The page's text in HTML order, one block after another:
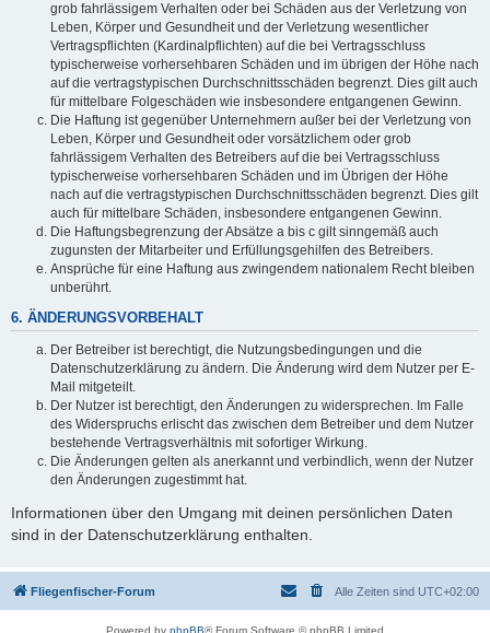
grob fahrlässigem Verhalten oder bei Schäden aus der Verletzung von
Leben, Körper und Gesundheit und der Verletzung wesentlicher
Vertragspflichten (Kardinalpflichten) auf die bei Vertragsschluss
typischerweise vorhersehbaren Schäden und im übrigen der Höhe nach
auf die vertragstypischen Durchschnittsschäden begrenzt. Dies gilt auch
für mittelbare Folgeschäden wie insbesondere entgangenen Gewinn.
Die Haftung ist gegenüber Unternehmern außer bei der Verletzung von
Leben, Körper und Gesundheit oder vorsätzlichem oder grob
fahrlässigem Verhalten des Betreibers auf die bei Vertragsschluss
typischerweise vorhersehbaren Schäden und im Übrigen der Höhe
nach auf die vertragstypischen Durchschnittsschäden begrenzt. Dies gilt
auch für mittelbare Schäden, insbesondere entgangenen Gewinn.
Die Haftungsbegrenzung der Absätze a bis c gilt sinngemäß auch
zugunsten der Mitarbeiter und Erfüllungsgehilfen des Betreibers.
Ansprüche für eine Haftung aus zwingendem nationalem Recht bleiben
unberührt.
6. ÄNDERUNGSVORBEHALT
Der Betreiber ist berechtigt, die Nutzungsbedingungen und die
Datenschutzerklärung zu ändern. Die Änderung wird dem Nutzer per E-
Mail mitgeteilt.
Der Nutzer ist berechtigt, den Änderungen zu widersprechen. Im Falle
des Widerspruchs erlischt das zwischen dem Betreiber und dem Nutzer
bestehende Vertragsverhältnis mit sofortiger Wirkung.
Die Änderungen gelten als anerkannt und verbindlich, wenn der Nutzer
den Änderungen zugestimmt hat.
Informationen über den Umgang mit deinen persönlichen Daten
sind in der Datenschutzerklärung enthalten.
Fliegenfischer-Forum Alle Zeiten sind UTC+02:00